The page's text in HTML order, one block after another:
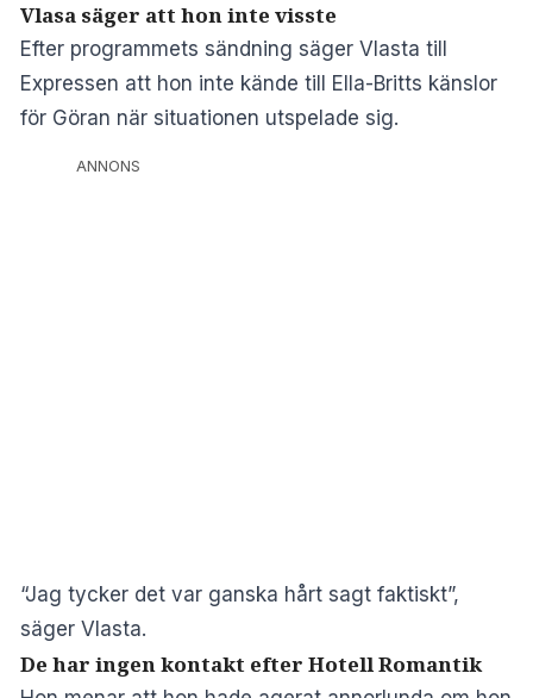
Vlasa säger att hon inte visste
Efter programmets sändning säger Vlasta till
Expressen att hon inte kände till Ella-Britts känslor
för Göran när situationen utspelade sig.
ANNONS
“Jag tycker det var ganska hårt sagt faktiskt”,
säger Vlasta.
De har ingen kontakt efter Hotell Romantik